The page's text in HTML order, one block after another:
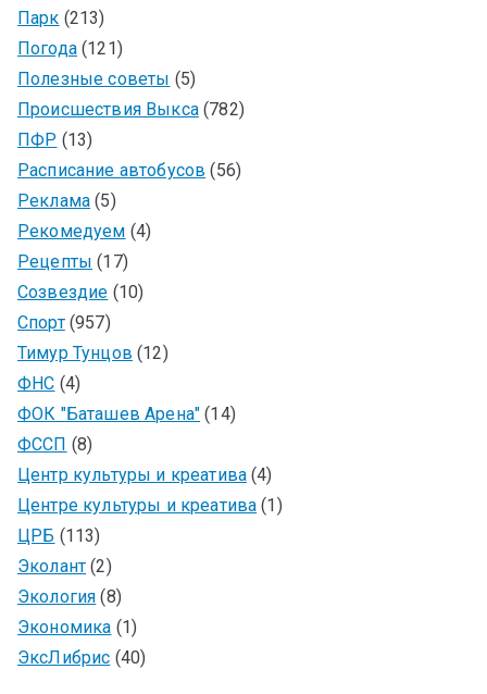
Парк (213)
Погода(121)
Полезные советы (5)
Происшествия Выкса(782)
ПФР (13)
Расписание автобусов (56)
Реклама (5)
Рекомедуем (4)
Рецепты (17)
Созвездие (10)
Спорт(957)
Тимур Тунцов (12)
ФНС (4)
ФОК "Баташев Арена" (14)
ФССП (8)
Центр культуры и креатива (4)
Центре культуры и креатива (1)
ЦРБ (113)
Эколант (2)
Экология (8)
Экономика (1)
ЭксЛибрис (40)